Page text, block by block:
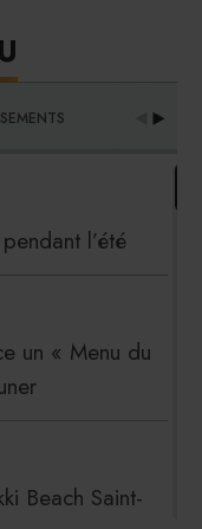
l’été
un « Menu du
Beach Saint-